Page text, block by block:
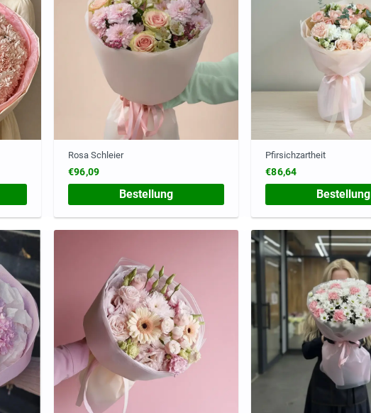
Rosa Schleier
€96,09
Bestellung
Pfirsichzartheit
€86,64
Bestellung